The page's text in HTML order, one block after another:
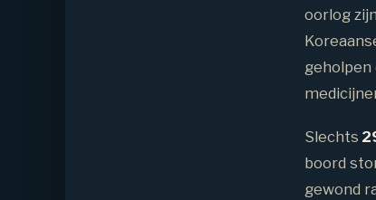
oorlog
geholpen
Slechts
boord
gewond